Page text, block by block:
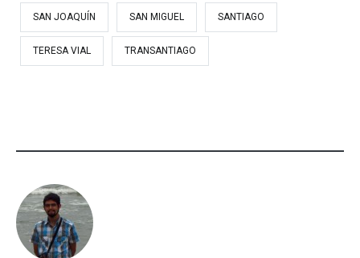
SAN JOAQUÍN SAN MIGUEL SANTIAGO
TERESA VIAL TRANSANTIAGO